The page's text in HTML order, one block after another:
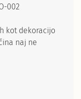
002
kot dekoracijo
naj ne